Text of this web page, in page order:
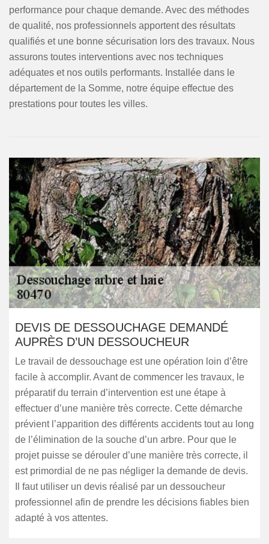
performance pour chaque demande. Avec des méthodes
de qualité, nos professionnels apportent des résultats
qualifiés et une bonne sécurisation lors des travaux. Nous
assurons toutes interventions avec nos techniques
adéquates et nos outils performants. Installée dans le
département de la Somme, notre équipe effectue des
prestations pour toutes les villes.
DEVIS DE DESSOUCHAGE DEMANDÉ
AUPRÈS D’UN DESSOUCHEUR
Le travail de dessouchage est une opération loin d’être
facile à accomplir. Avant de commencer les travaux, le
préparatif du terrain d’intervention est une étape à
effectuer d’une manière très correcte. Cette démarche
prévient l’apparition des différents accidents tout au long
de l’élimination de la souche d’un arbre. Pour que le
projet puisse se dérouler d’une manière très correcte, il
est primordial de ne pas négliger la demande de devis.
Il faut utiliser un devis réalisé par un dessoucheur
professionnel afin de prendre les décisions fiables bien
adapté à vos attentes.